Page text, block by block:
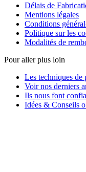
Délais de
Mentions légales
Conditions
Politique sur les
Modalités de
Pour aller plus loin
Les techniques de
Voir nos derniers
Ils nous font
Idées & Conseils